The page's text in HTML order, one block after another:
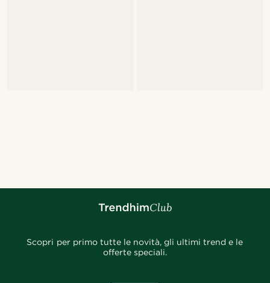
Scopri per primo tutte le novità, gli ultimi trend e le
offerte speciali.